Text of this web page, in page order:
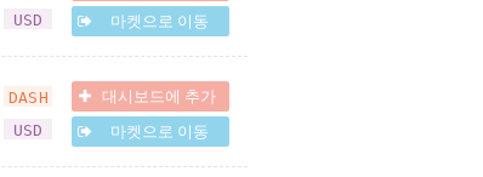
USD
마켓으로 이동
DASH
USD
대시보드에 추가
마켓으로 이동